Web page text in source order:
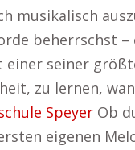
beherrschst
seiner
zu lernen,
Speyer Ob
eigenen